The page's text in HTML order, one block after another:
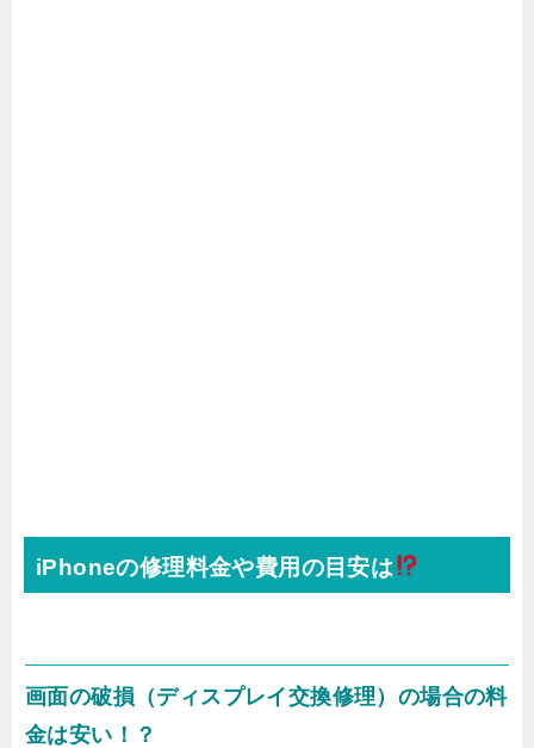
iPhoneの修理料金や費用の目安は
画面の破損（ディスプレイ交換修理）の場合の料
金は安い！？